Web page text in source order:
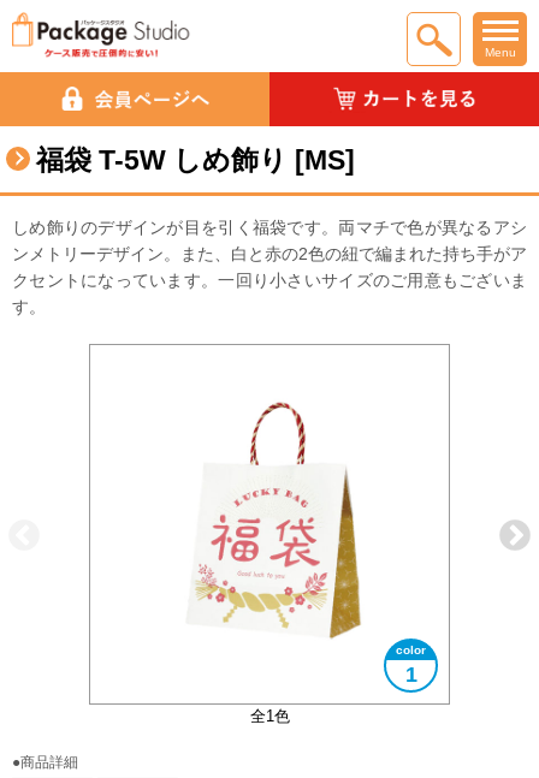
Menu
福袋 T-5W しめ飾り [MS]
しめ飾りのデザインが目を引く福袋です。両マチで色が異なるアシ
ンメトリーデザイン。また、白と赤の2色の紐で編まれた持ち手がア
クセントになっています。一回り小さいサイズのご用意もございま
す。
全1色
1
●商品詳細